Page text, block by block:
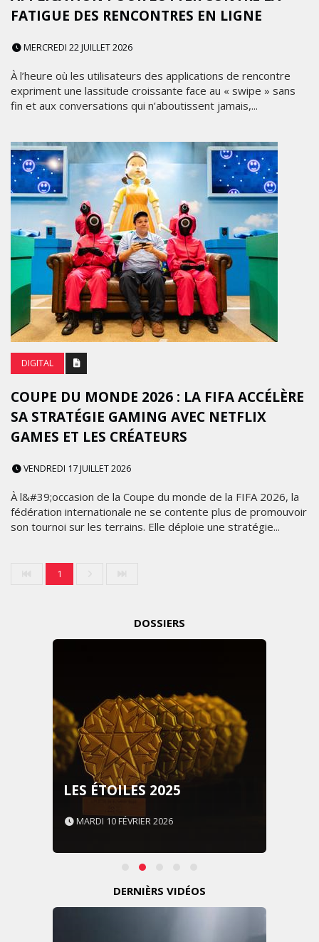
FATIGUE DES RENCONTRES EN LIGNE
MERCREDI 22 JUILLET 2026
À l’heure où les utilisateurs des applications de rencontre
expriment une lassitude croissante face au « swipe » sans
fin et aux conversations qui n’aboutissent jamais,...
DIGITAL
COUPE DU MONDE 2026 : LA FIFA ACCÉLÈRE
SA STRATÉGIE GAMING AVEC NETFLIX
GAMES ET LES CRÉATEURS
VENDREDI 17 JUILLET 2026
À l&#39;occasion de la Coupe du monde de la FIFA 2026, la
fédération internationale ne se contente plus de promouvoir
son tournoi sur les terrains. Elle déploie une stratégie...
1
DOSSIERS
LES ÉTOILES 2025
MARDI 10 FÉVRIER 2026
DERNIÈRS VIDÉOS